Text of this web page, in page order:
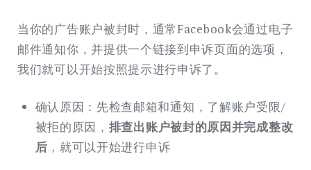
当你的广告账户被封时，通常Facebook会通过电子
邮件通知你，并提供一个链接到申诉页面的选项，
我们就可以开始按照提示进行申诉了。
确认原因：先检查邮箱和通知，了解账户受限/
被拒的原因， 排查出账户被封的原因并完成整改
后 ，就可以开始进行申诉